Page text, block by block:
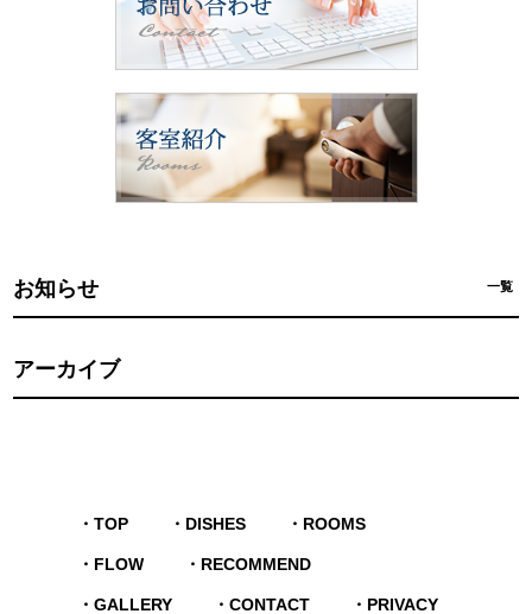
お知らせ 一覧
アーカイブ
TOP DISHES ROOMS
FLOW RECOMMEND
GALLERY CONTACT PRIVACY